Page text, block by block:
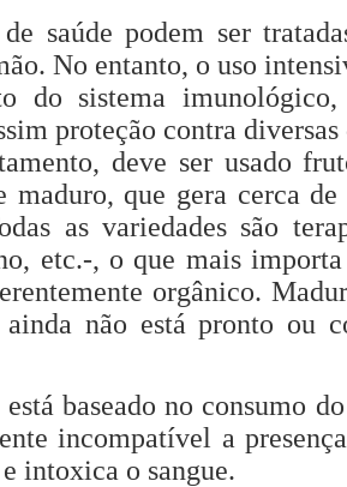
saúde podem ser
No entanto, o uso
do sistema
proteção contra diversas
deve ser usado
maduro, que gera cerca
as variedades são
etc.-, o que mais
orgânico.
ainda não está pronto ou
baseado no consumo
incompatível a
intoxica o sangue.